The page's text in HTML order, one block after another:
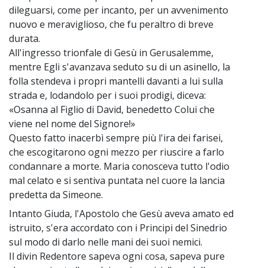
dileguarsi, come per incanto, per un avvenimento
nuovo e meraviglioso, che fu peraltro di breve
durata.
All'ingresso trionfale di Gesù in Gerusalemme,
mentre Egli s'avanzava seduto su di un asinello, la
folla stendeva i propri mantelli davanti a lui sulla
strada e, lodandolo per i suoi prodigi, diceva:
«Osanna al Figlio di David, benedetto Colui che
viene nel nome del Signore!»
Questo fatto inacerbì sempre più l'ira dei farisei,
che escogitarono ogni mezzo per riuscire a farlo
condannare a morte. Maria conosceva tutto l'odio
mal celato e si sentiva puntata nel cuore la lancia
predetta da Simeone.
Intanto Giuda, l'Apostolo che Gesù aveva amato ed
istruito, s'era accordato con i Principi del Sinedrio
sul modo di darlo nelle mani dei suoi nemici.
Il divin Redentore sapeva ogni cosa, sapeva pure